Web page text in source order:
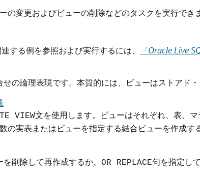
の変更およびビューの削除などのタスクを実行でき
する例を参照および実行するには、
「Oracle Live
の論理表現です。本質的には、ビューはストアド・
VIEW文を使用します。ビューはそれぞれ、表、
の実表またはビューを指定する結合ビューを作成す
削除して再作成するか、 OR REPLACE句を指定して